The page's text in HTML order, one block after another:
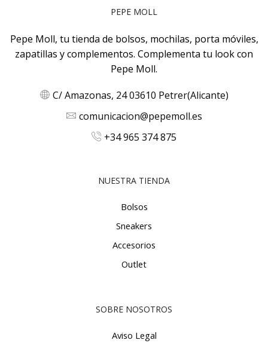
PEPE MOLL
Pepe Moll, tu tienda de bolsos, mochilas, porta móviles,
zapatillas y complementos. Complementa tu look con
Pepe Moll.
C/ Amazonas, 24 03610 Petrer(Alicante)
comunicacion@pepemoll.es
+34 965 374 875
NUESTRA TIENDA
Bolsos
Sneakers
Accesorios
Outlet
SOBRE NOSOTROS
Aviso Legal